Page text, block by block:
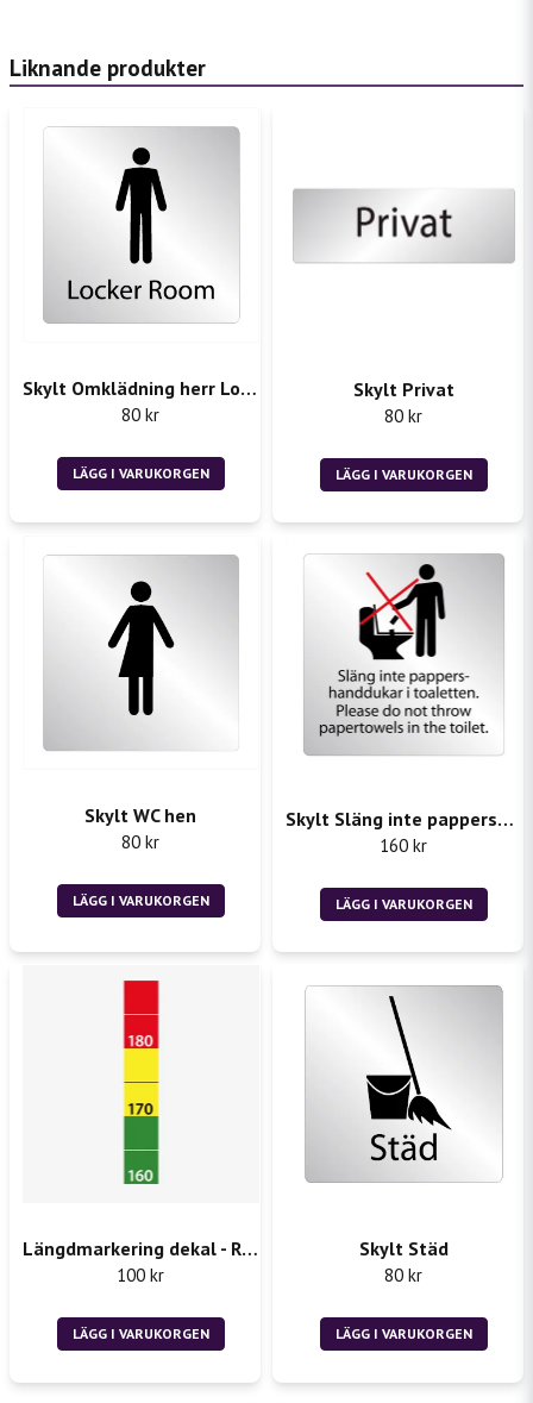
Mejladress
Ja, ni får publicera min fråga
Skicka fråga
Liknande produkter
Skylt Omklädning herr Locker Room
80 kr
LÄGG I VARUKORGEN
Skylt Privat
80 kr
LÄGG I VARUKORGEN
Skylt WC hen
80 kr
LÄGG I VARUKORGEN
Skylt Släng inte pappershanddukar i toaletten
160 kr
LÄGG I VARUKORGEN
Längdmarkering dekal - Rån 2st 50x300mm
100 kr
LÄGG I VARUKORGEN
Skylt Städ
80 kr
LÄGG I VARUKORGEN